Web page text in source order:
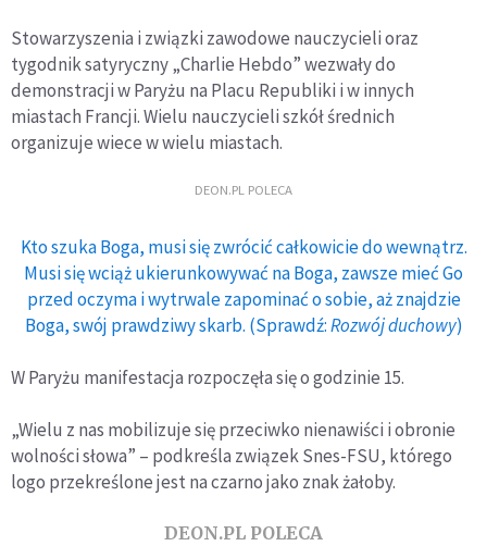
Stowarzyszenia i związki zawodowe nauczycieli oraz
tygodnik satyryczny „Charlie Hebdo” wezwały do
demonstracji w Paryżu na Placu Republiki i w innych
miastach Francji. Wielu nauczycieli szkół średnich
organizuje wiece w wielu miastach.
DEON.PL POLECA
Kto szuka Boga, musi się zwrócić całkowicie do wewnątrz.
Musi się wciąż ukierunkowywać na Boga, zawsze mieć Go
przed oczyma i wytrwale zapominać o sobie, aż znajdzie
Boga, swój prawdziwy skarb. (Sprawdź:Rozwój duchowy)
W Paryżu manifestacja rozpoczęła się o godzinie 15.
„Wielu z nas mobilizuje się przeciwko nienawiści i obronie
wolności słowa” – podkreśla związek Snes-FSU, którego
logo przekreślone jest na czarno jako znak żałoby.
DEON.PL POLECA